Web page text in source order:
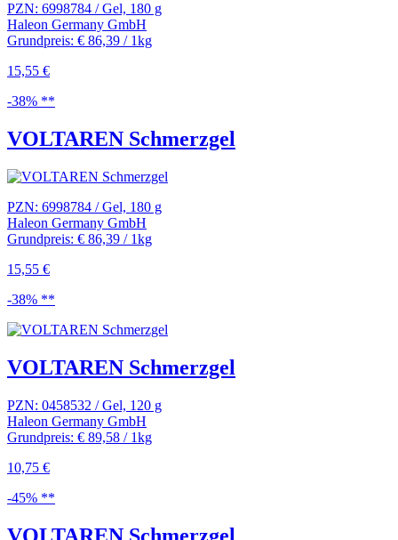
PZN: 6998784 / Gel, 180 g
Haleon Germany GmbH
Grundpreis: € 86,39 / 1kg
15,55 €
-38% **
VOLTAREN Schmerzgel
PZN: 6998784 / Gel, 180 g
Haleon Germany GmbH
Grundpreis: € 86,39 / 1kg
15,55 €
-38% **
VOLTAREN Schmerzgel
PZN: 0458532 / Gel, 120 g
Haleon Germany GmbH
Grundpreis: € 89,58 / 1kg
10,75 €
-45% **
VOLTAREN Schmerzgel